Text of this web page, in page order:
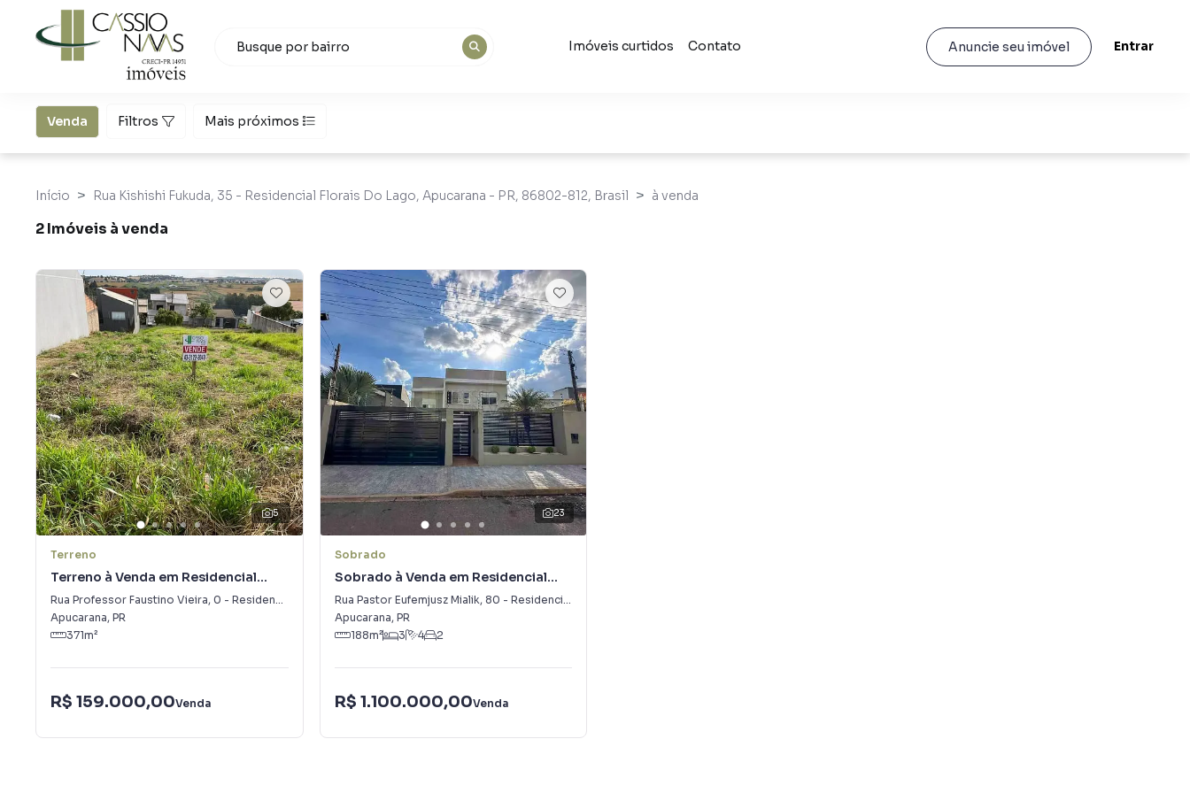
Imóveis curtidos Contato Anuncie seu imóvel Entrar
Venda Filtros Mais próximos
Início Rua Kishishi Fukuda, 35 - Residencial Florais Do Lago, Apucarana - PR, 86802-812, Brasil à venda
2 Imóveis à venda
5
Terreno
Terreno à Venda em Residencial
Florais do Lago
Rua Professor Faustino Vieira, 0 - Residencial Florais do Lago
Apucarana, PR
371m²
R$ 159.000,00Venda
23
Sobrado
Sobrado à Venda em Residencial
Cazarin
Rua Pastor Eufemjusz Mialik, 80 - Residencial Cazarin
Apucarana, PR
188m² 3 4 2
R$ 1.100.000,00Venda